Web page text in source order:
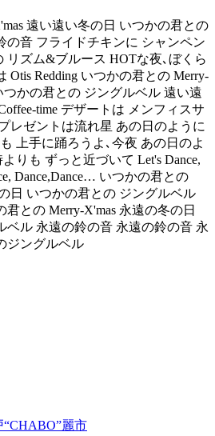
遠い遠い冬の日 いつかの君との
の音 フライドチキンに シャンペン
リズム&ブルース HOTな夜､ぼくら
Otis Redding いつかの君との Merry-
つかの君との ジングルベル 遠い遠
time デザートは メンフィスサ
レゼントは流れ星 あの日のように
上手に踊ろうよ､今夜 あの日のよ
りも ずっと近づいて Let's Dance,
Dance,Dance… いつかの君との
日 いつかの君との ジングルベル
との Merry-X'mas 永遠の冬の日
ベル 永遠の鈴の音 永遠の鈴の音 永
ジングルベル
麗市